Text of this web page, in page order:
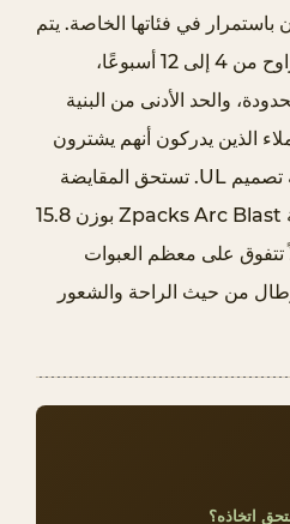
باستمرار في فئاتها الخاصة. يتم
قبول المهل الزمنية التي تتراوح من 4 إلى 12 أسبوعًا،
والحد الأدنى من البنية
الذين يدركون أنهم يشترون
على الحافة التقنية لما يتيحه تصميم UL. تستحق المقايضة
ذلك بالنسبة للكثيرين: حزمة Zpacks Arc Blast بوزن 15.8
حمولة 15 رطلاً تتفوق على معظم العبوات
التي يبلغ وزنها 3 أرطال من حيث الراحة والشعور
اتخاذه؟